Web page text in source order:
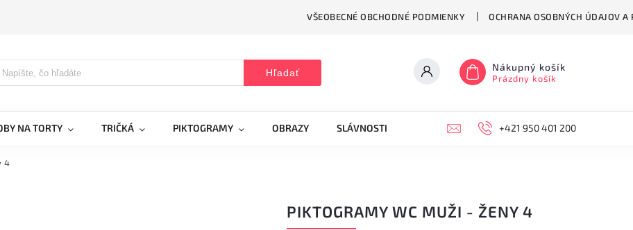
VŠEOBECNÉ OBCHODNÉ PODMIENKY OCHRANA OSOBNÝCH ÚDAJOV A
Hľadať Nákupný košík
Prázdny košík
NA TORTY TRIČKÁ PIKTOGRAMY OBRAZY SLÁVNOSTI HODINY KONTAKT VŠEOBECNÉ
+421 950 401 200
4
PIKTOGRAMY WC MUŽI - ŽENY 4